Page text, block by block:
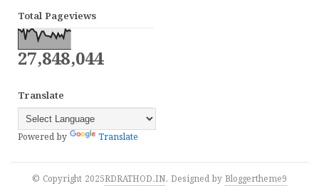
Total Pageviews
27,848,044
Translate
Powered by Translate
© Copyright 2025RDRATHOD.IN. Designed by Bloggertheme9